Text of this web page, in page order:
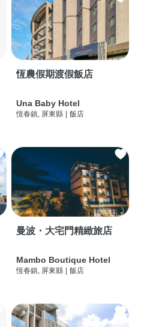
恆農假期渡假飯店
Una Baby Hotel
恆春鎮, 屏東縣 飯店
曼波・大宅門精緻旅店
Mambo Boutique Hotel
恆春鎮, 屏東縣 飯店